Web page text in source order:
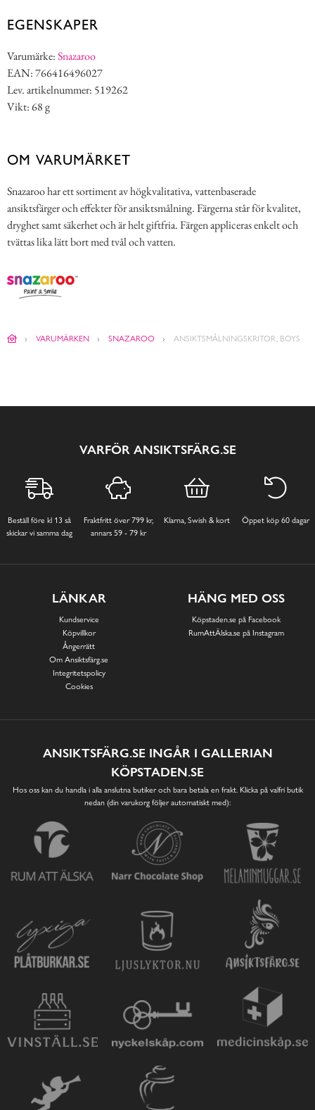
EGENSKAPER
Varumärke:Snazaroo
EAN: 766416496027
Lev. artikelnummer: 519262
Vikt: 68 g
OM VARUMÄRKET
Snazaroo har ett sortiment av högkvalitativa, vattenbaserade
ansiktsfärger och effekter för ansiktsmålning. Färgerna står för kvalitet,
dryghet samt säkerhet och är helt giftfria. Färgen appliceras enkelt och
tvättas lika lätt bort med tvål och vatten.
VARUMÄRKEN SNAZAROO ANSIKTSMÅLNINGSKRITOR, BOYS
VARFÖR ANSIKTSFÄRG.SE
Beställ före kl 13 så
skickar vi samma dag
Fraktfritt över 799 kr,
annars 59 - 79 kr
Klarna, Swish & kort Öppet köp 60 dagar
LÄNKAR
Kundservice
Köpvillkor
Ångerrätt
Om Ansiktsfärg.se
Integritetspolicy
Cookies
HÄNG MED OSS
Köpstaden.se på Facebook
RumAttÄlska.se på Instagram
ANSIKTSFÄRG.SE INGÅR I GALLERIAN
KÖPSTADEN.SE
Hos oss kan du handla i alla anslutna butiker och bara betala en frakt. Klicka på valfri butik
nedan (din varukorg följer automatiskt med):